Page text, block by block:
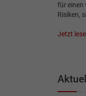
für einen
Risiken,
Jetzt